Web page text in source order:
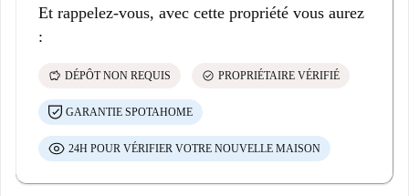
Et rappelez-vous, avec cette propriété vous aurez
:
savings DÉPÔT NON REQUIS check_circle PROPRIÉTAIRE VÉRIFIÉ
GARANTIE SPOTAHOME
24H POUR VÉRIFIER VOTRE NOUVELLE MAISON